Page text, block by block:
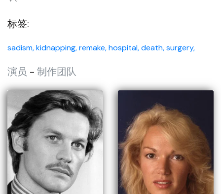
标签:
sadism,kidnapping,remake,hospital,death,surgery,
演员 - 制作团队